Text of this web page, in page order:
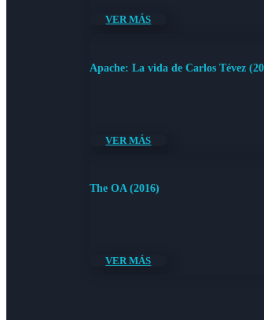
VER MÁS
Apache: La vida de Carlos Tévez
VER MÁS
The OA (2016)
VER MÁS